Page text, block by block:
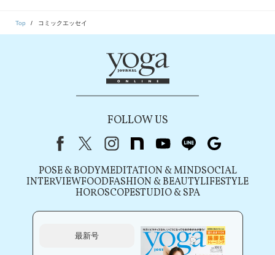
Top コミックエッセイ
FOLLOW US
FacebookX（旧Twitter）
instagram
note youtubeline
POSE & BODYMEDITATION & MINDSOCIAL
INTERVIEWFOODFASHION & BEAUTYLIFESTYLE
HOROSCOPESTUDIO & SPA
最新号